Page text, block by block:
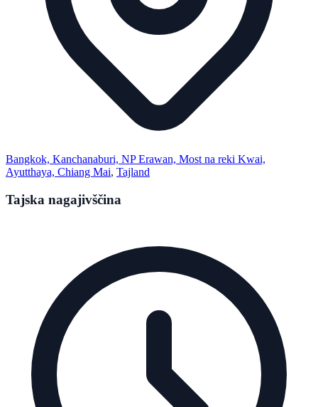
Bangkok, Kanchanaburi, NP Erawan, Most na reki Kwai,
Ayutthaya, Chiang Mai, Tajland
Tajska nagajivščina